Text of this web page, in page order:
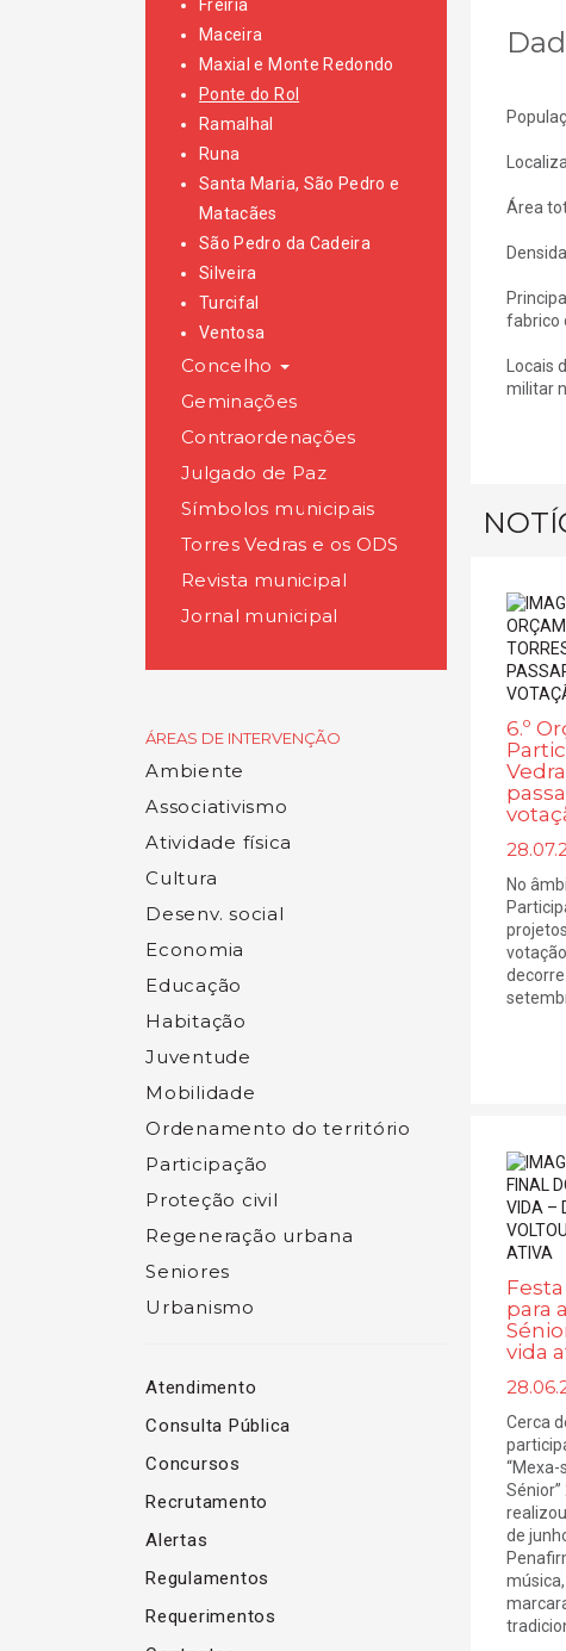
Freiria
Maceira
Maxial e Monte Redondo
Ponte do Rol
Ramalhal
Runa
Santa Maria, São Pedro e
Matacães
São Pedro da Cadeira
Silveira
Turcifal
Ventosa
Concelho
Geminações
Contraordenações
Julgado de Paz
Símbolos municipais
Torres Vedras e os ODS
Revista municipal
Jornal municipal
ÁREAS DE INTERVENÇÃO
Ambiente
Associativismo
Atividade física
Cultura
Desenv. social
Economia
Educação
Habitação
Juventude
Mobilidade
Ordenamento do território
Participação
Proteção civil
Regeneração urbana
Seniores
Urbanismo
Atendimento
Consulta Pública
Concursos
Recrutamento
Alertas
Regulamentos
Requerimentos
Área
fabrico
militar
6.º
No
para
vida
Cerca
“Mexa-
de